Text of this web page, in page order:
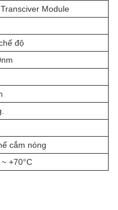
Module
độ
cắm nóng
~ +70°C